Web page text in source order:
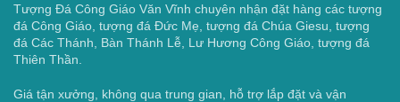
Tượng Đá Công Giáo Văn Vĩnh chuyên nhận đặt hàng các tượng
đá Công Giáo, tượng đá Đức Mẹ, tượng đá Chúa Giesu, tượng
đá Các Thánh, Bàn Thánh Lễ, Lư Hương Công Giáo, tượng đá
Thiên Thần.
Giá tận xưởng, không qua trung gian, hỗ trợ lắp đặt và vận